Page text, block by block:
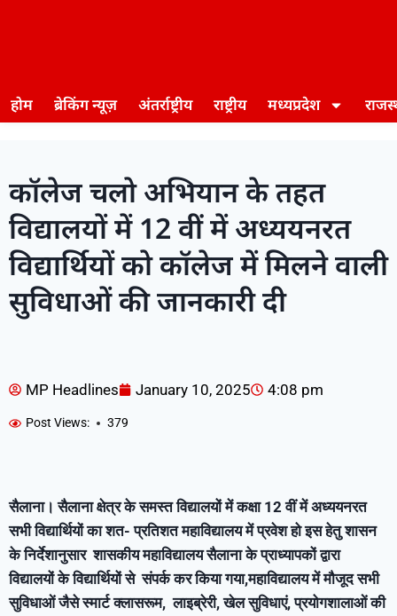
होम ब्रेकिंग न्यूज़ अंतर्राष्ट्रीय राष्ट्रीय मध्यप्रदेश
कॉलेज चलो अभियान के तहत
विद्यालयों में 12 वीं में अध्ययनरत
विद्यार्थियों को कॉलेज में मिलने वाली
सुविधाओं की जानकारी दी
MP Headlines January 10, 2025 4:08 pm
Post Views: 379
सैलाना। सैलाना क्षेत्र के समस्त विद्यालयों में कक्षा 12 वीं में अध्ययनरत
सभी विद्यार्थियों का शत- प्रतिशत महाविद्यालय में प्रवेश हो इस हेतु शासन
के निर्देशानुसार शासकीय महाविद्यालय सैलाना के प्राध्यापकों द्वारा
विद्यालयों के विद्यार्थियों से संपर्क कर किया गया,महाविद्यालय में मौजूद सभी
सुविधाओं जैसे स्मार्ट क्लासरूम, लाइब्रेरी, खेल सुविधाएं, प्रयोगशालाओं की